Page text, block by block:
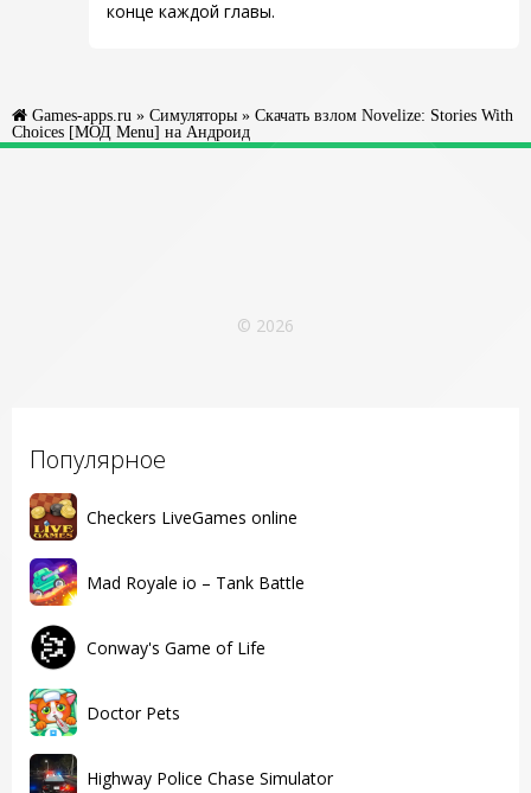
Популярное
Checkers LiveGames online
Mad Royale io – Tank Battle
Conway's Game of Life
Doctor Pets
Highway Police Chase Simulator
конце каждой главы.
Games-apps.ru » Симуляторы » Скачать взлом Novelize: Stories With
Choices [МОД Menu] на Андроид
© 2026